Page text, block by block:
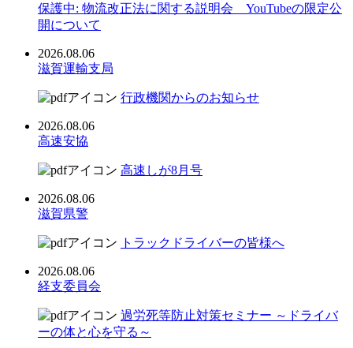
保護中: 物流改正法に関する説明会 YouTubeの限定公
開について
2026.08.06
滋賀運輸支局
行政機関からのお知らせ
2026.08.06
高速安協
高速しが8月号
2026.08.06
滋賀県警
トラックドライバーの皆様へ
2026.08.06
経支委員会
過労死等防止対策セミナー ～ドライバ
ーの体と心を守る～